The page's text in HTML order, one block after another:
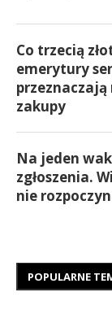
Co trzecią
emerytury
zakupy
Na jeden
zgłoszenia.
nie
POPULARNE